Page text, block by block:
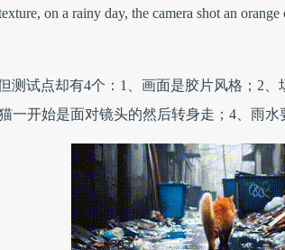
on a rainy day, the camera shot an orange
测试点却有4个：1、画面是胶片风格；2
一开始是面对镜头的然后转身走；4、雨水